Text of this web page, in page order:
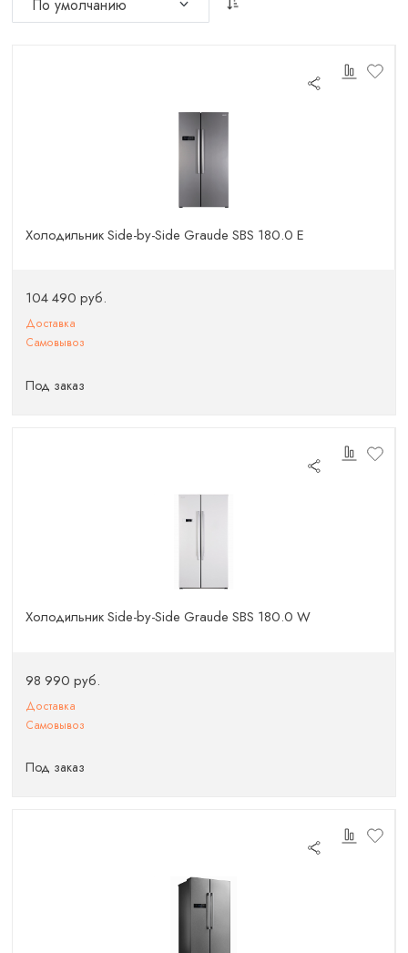
Холодильник Side-by-Side Graude SBS 180.0 E
104 490 руб.
Доставка
Самовывоз
Под заказ
Холодильник Side-by-Side Graude SBS 180.0 W
98 990 руб.
Доставка
Самовывоз
Под заказ